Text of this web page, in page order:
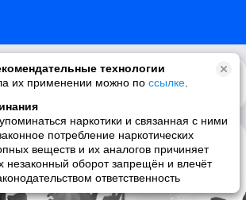
технологии
их применении можно по ссылке
наркотики и связанная с ними
потребление наркотических
веществ и их аналогов причиняет
незаконный оборот запрещён и влечёт
ответственность
Junior
chicago blues, piano